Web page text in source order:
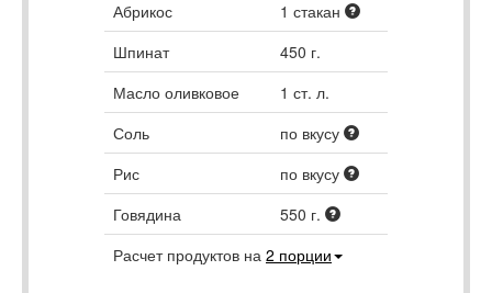
Абрикос
1 стакан
Шпинат
450 г.
Масло оливковое
1 ст. л.
Соль
по вкусу
Рис
по вкусу
Говядина
550 г.
Расчет продуктов на 2 порции